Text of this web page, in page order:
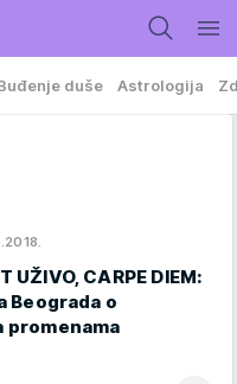
duše Astrologija
UŽIVO, CARPE DIEM:
Beograda o
promenama